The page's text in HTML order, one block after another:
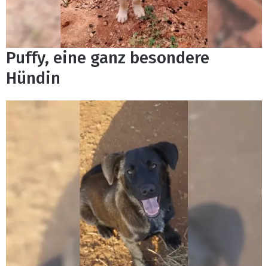
Puffy, eine ganz besondere
Hündin